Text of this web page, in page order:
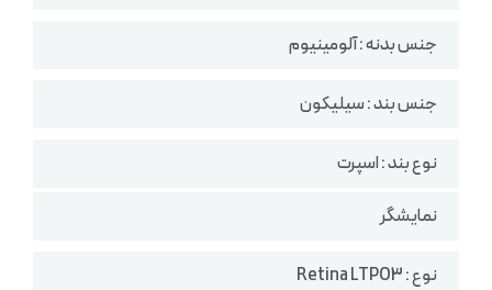
جنس بدنه : آلومینیوم
جنس بند : سیلیکون
نوع بند : اسپرت
نمایشگر
نوع : Retina LTPO3